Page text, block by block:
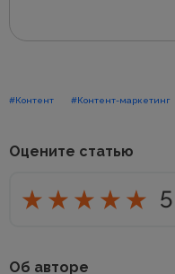
#Контент #Контент-маркетинг
Оцените статью
Об авторе